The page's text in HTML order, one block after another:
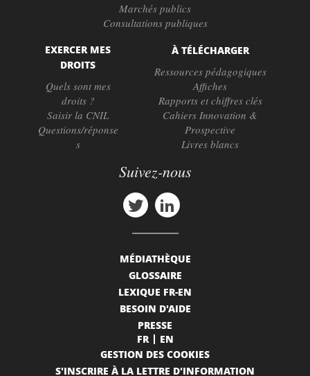
Marchés publics
Consultations publiques
EXERCER MES
DROITS
Quels sont mes
droits ?
Saisir la CNIL
Questions/réponse
s
À TÉLÉCHARGER
Ressources pédagogiques
Affiches
Rapports et chiffres clés
Cahiers Innovation &
Prospective
Livres blancs
Suivez-nous
MÉDIATHÈQUE
GLOSSAIRE
LEXIQUE FR-EN
BESOIN D'AIDE
PRESSE
FR
EN
GESTION DES COOKIES
S'INSCRIRE À LA LETTRE D'INFORMATION